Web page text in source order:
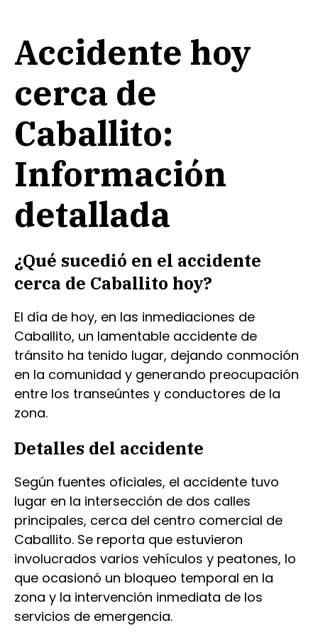
Accidente hoy
cerca de
Caballito:
Información
detallada
¿Qué sucedió en el accidente
cerca de Caballito hoy?
El día de hoy, en las inmediaciones de
Caballito, un lamentable accidente de
tránsito ha tenido lugar, dejando conmoción
en la comunidad y generando preocupación
entre los transeúntes y conductores de la
zona.
Detalles del accidente
Según fuentes oficiales, el accidente tuvo
lugar en la intersección de dos calles
principales, cerca del centro comercial de
Caballito. Se reporta que estuvieron
involucrados varios vehículos y peatones, lo
que ocasionó un bloqueo temporal en la
zona y la intervención inmediata de los
servicios de emergencia.